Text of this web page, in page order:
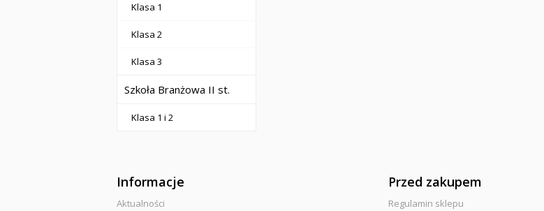
Klasa 1
Klasa 2
Klasa 3
Szkoła Branżowa II st.
Klasa 1 i 2
Informacje
Aktualności
Przed zakupem
Regulamin sklepu